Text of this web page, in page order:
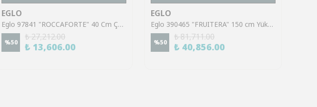
EGLO
Eglo 97841 "ROCCAFORTE" 40 Cm Çapında Çelik Siyah, Gold Sarkıt Avize
%50
₺ 27,212.00
₺ 13,606.00
EGLO
Eglo 390465 "FRUITERA" 150 cm Yüksekliğinde Fırçalanmış Pirinç Çelik Sarkıt Avize
%50
₺ 81,711.00
₺ 40,856.00